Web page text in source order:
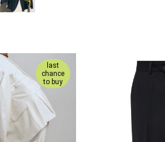
last
chance
to buy